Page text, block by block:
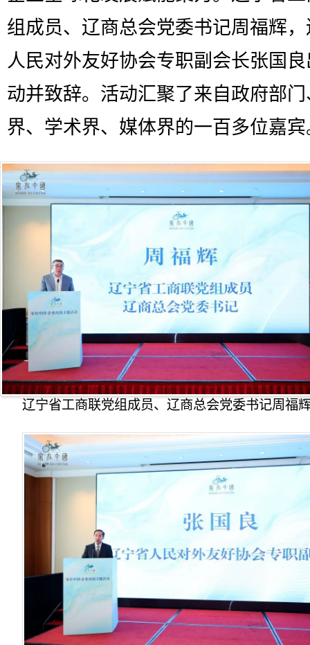
组成员、辽商总会党委书记周福辉
人民对外友好协会专职副会长张国
动并致辞。活动汇聚了来自政府部
界、学术界、媒体界的一百多位嘉宾
辽宁省工商联党组成员、辽商总会党委书记周福